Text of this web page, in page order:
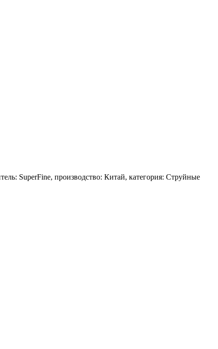
SuperFine, производство: Китай, категория: Струйные